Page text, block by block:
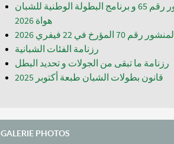
المنشور رقم 65 و برنامج البطولة الوطنية للشبان
المنشور رقم 70 المؤرخ في 22 فيفري 2026
رزنامة الفئات الشبانية
رزنامة ما تبقى من الجولات و تحديد البطل
قانون بطولات الشبان طبعة أكتوبر 2025
GALERIE PHOTOS